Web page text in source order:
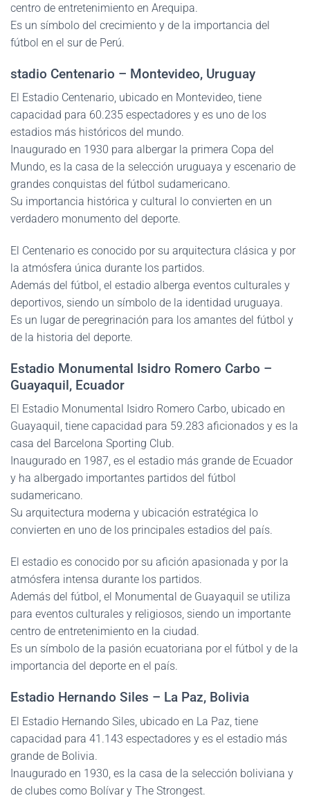
centro de entretenimiento en Arequipa.
Es un símbolo del crecimiento y de la importancia del
fútbol en el sur de Perú.
stadio Centenario – Montevideo, Uruguay
El Estadio Centenario, ubicado en Montevideo, tiene
capacidad para 60.235 espectadores y es uno de los
estadios más históricos del mundo.
Inaugurado en 1930 para albergar la primera Copa del
Mundo, es la casa de la selección uruguaya y escenario de
grandes conquistas del fútbol sudamericano.
Su importancia histórica y cultural lo convierten en un
verdadero monumento del deporte.
El Centenario es conocido por su arquitectura clásica y por
la atmósfera única durante los partidos.
Además del fútbol, el estadio alberga eventos culturales y
deportivos, siendo un símbolo de la identidad uruguaya.
Es un lugar de peregrinación para los amantes del fútbol y
de la historia del deporte.
Estadio Monumental Isidro Romero Carbo –
Guayaquil, Ecuador
El Estadio Monumental Isidro Romero Carbo, ubicado en
Guayaquil, tiene capacidad para 59.283 aficionados y es la
casa del Barcelona Sporting Club.
Inaugurado en 1987, es el estadio más grande de Ecuador
y ha albergado importantes partidos del fútbol
sudamericano.
Su arquitectura moderna y ubicación estratégica lo
convierten en uno de los principales estadios del país.
El estadio es conocido por su afición apasionada y por la
atmósfera intensa durante los partidos.
Además del fútbol, el Monumental de Guayaquil se utiliza
para eventos culturales y religiosos, siendo un importante
centro de entretenimiento en la ciudad.
Es un símbolo de la pasión ecuatoriana por el fútbol y de la
importancia del deporte en el país.
Estadio Hernando Siles – La Paz, Bolivia
El Estadio Hernando Siles, ubicado en La Paz, tiene
capacidad para 41.143 espectadores y es el estadio más
grande de Bolivia.
Inaugurado en 1930, es la casa de la selección boliviana y
de clubes como Bolívar y The Strongest.